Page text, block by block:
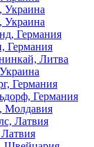
Украина
Украина
Германия
Германия
Литва
Германия
Германия
Молдавия
Латвия